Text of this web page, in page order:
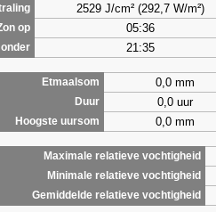
2529 J/cm² (292,7 W/m²)
op 05:36
21:35
Etmaalsom 0,0 mm
Duur 0,0 uur
Hoogste uursom 0,0 mm
Maximale relatieve vochtigheid
Minimale relatieve vochtigheid
Gemiddelde relatieve vochtigheid